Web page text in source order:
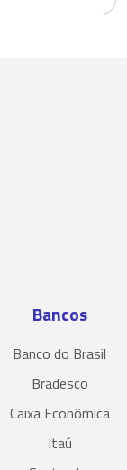
Bancos
Banco do Brasil
Bradesco
Caixa Econômica
Itaú